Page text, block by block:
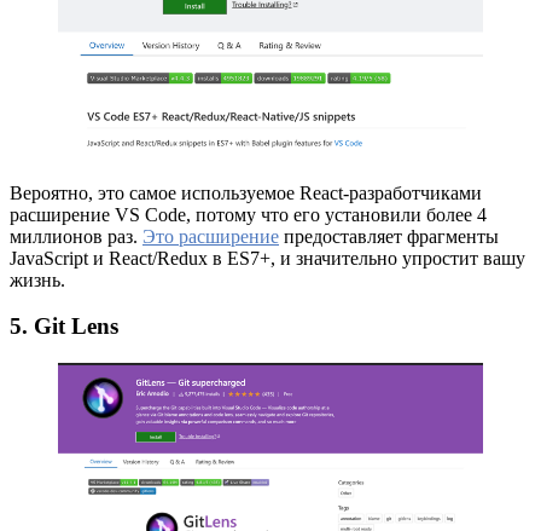
Вероятно, это самое используемое React-разработчиками
расширение VS Code, потому что его установили более 4
миллионов раз. Это расширение предоставляет фрагменты
JavaScript и React/Redux в ES7+, и значительно упростит вашу
жизнь.
5. Git Lens